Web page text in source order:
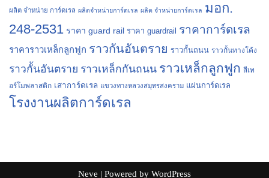
ผลิต จำหน่าย การ์ดเรล ผลิตจำหน่ายการ์ดเรล ผลิต จำหน่ายการ์ดเรล มอก.
248-2531 ราคา guard rail ราคา guardrail ราคาการ์ดเรล
ราคาราวเหล็กลูกฟูก ราวกันอันตราย ราวกั้นถนน ราวกั้นทางโค้ง
ราวกั้นอันตราย ราวเหล็กกันถนน ราวเหล็กลูกฟูก สีเท
อร์โมพลาสติก เสาการ์ดเรล แขวงทางหลวงสมุทรสงคราม แผ่นการ์ดเรล
โรงงานผลิตการ์ดเรล
Neve | Powered by WordPress